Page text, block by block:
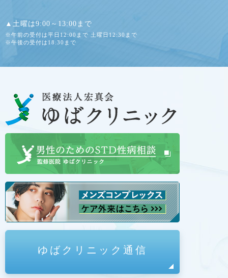
▲土曜は9:00～13:00まで
※午前の受付は平日12:00まで 土曜日12:30まで
※午後の受付は18:30まで
ゆばクリニック通信